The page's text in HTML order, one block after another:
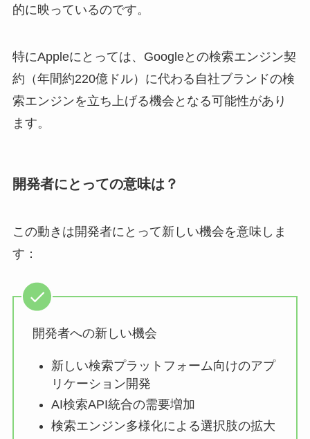
的に映っているのです。
特にAppleにとっては、Googleとの検索エンジン契
約（年間約220億ドル）に代わる自社ブランドの検
索エンジンを立ち上げる機会となる可能性があり
ます。
開発者にとっての意味は？
この動きは開発者にとって新しい機会を意味しま
す：
開発者への新しい機会
新しい検索プラットフォーム向けのアプ
リケーション開発
AI検索API統合の需要増加
検索エンジン多様化による選択肢の拡大